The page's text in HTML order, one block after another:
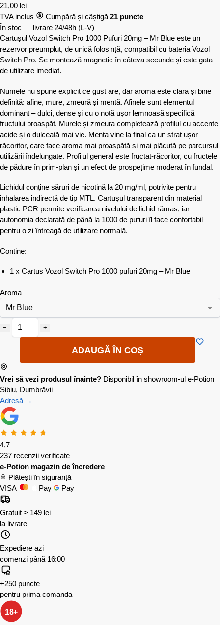
21,00 lei
TVA inclus
Cumpără și câștigă 21 puncte
În stoc — livrare 24/48h (L-V)
Cartușul Vozol Switch Pro 1000 Pufuri 20mg – Mr Blue este un
rezervor preumplut, de unică folosință, compatibil cu bateria Vozol
Switch Pro. Se montează magnetic în câteva secunde și este gata
de utilizare imediat.
Numele nu spune explicit ce gust are, dar aroma este clară și bine
definită: afine, mure, zmeură și mentă. Afinele sunt elementul
dominant – dulci, dense și cu o notă ușor lemnoasă specifică
fructului proaspăt. Murele și zmeura completează profilul cu accente
acide și o dulceață mai vie. Menta vine la final ca un strat ușor
răcoritor, care face aroma mai proaspătă și mai plăcută pe parcursul
utilizării îndelungate. Profilul general este fructat-răcoritor, cu fructele
de pădure în prim-plan și un efect de prospețime moderat în fundal.
Lichidul conține săruri de nicotină la 20 mg/ml, potrivite pentru
inhalarea indirectă de tip MTL. Cartușul transparent din material
plastic PCR permite verificarea nivelului de lichid rămas, iar
autonomia declarată de până la 1000 de pufuri îl face confortabil
pentru o zi întreagă de utilizare normală.
Contine:
1 x Cartus Vozol Switch Pro 1000 pufuri 20mg – Mr Blue
Aroma
− +
ADAUGĂ ÎN COȘ
Vrei să vezi produsul înainte? Disponibil în showroom-ul e-Potion
Sibiu, Dumbrăvii
Adresă →
4,7
237 recenzii verificate
e-Potion magazin de încredere
Plătești în siguranță
VISA
Pay Pay
Gratuit > 149 lei
la livrare
Expediere azi
comenzi până 16:00
+250 puncte
pentru prima comanda
18+